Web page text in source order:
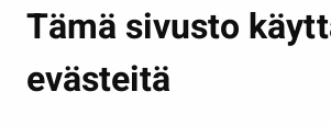
Tämä sivusto
evästeitä
Kasvatus ja opetus
Kulttuuri ja liikunta